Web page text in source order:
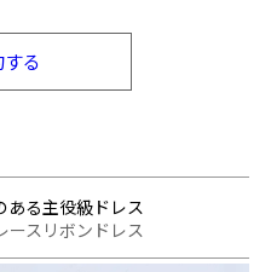
る
ある主役級ドレス
ースリボンドレス